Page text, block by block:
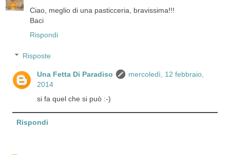
Ciao, meglio di una pasticceria, bravissima!!!
Baci
Rispondi
Risposte
Una Fetta Di Paradiso
mercoledì, 12 febbraio,
2014
si fa quel che si può :-)
Rispondi